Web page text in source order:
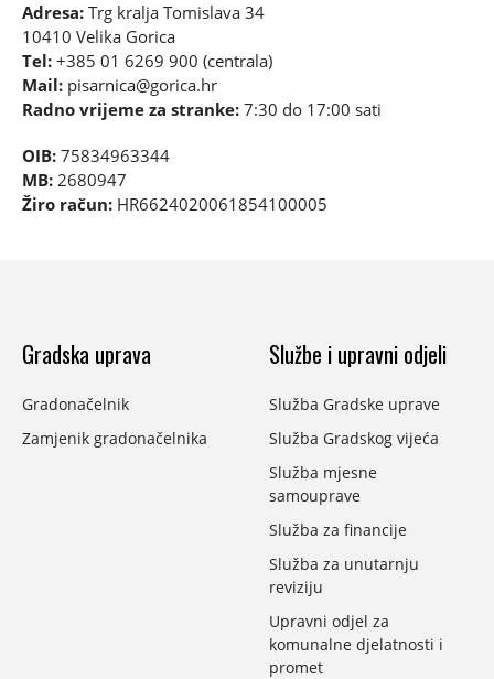
Adresa: Trg kralja Tomislava 34
10410 Velika Gorica
Tel: +385 01 6269 900 (centrala)
Mail: pisarnica@gorica.hr
Radno vrijeme za stranke: 7:30 do 17:00 sati
OIB: 75834963344
MB: 2680947
Žiro račun: HR6624020061854100005
Gradska uprava
Gradonačelnik
Zamjenik gradonačelnika
Službe i upravni odjeli
Služba Gradske uprave
Služba Gradskog vijeća
Služba mjesne
samouprave
Služba za financije
Služba za unutarnju
reviziju
Upravni odjel za
komunalne djelatnosti i
promet